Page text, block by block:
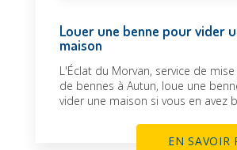
Louer une benne pour vider
maison
L'Éclat du Morvan, service de
de bennes à Autun, loue une
vider une maison si vous en avez
EN SAVOIR